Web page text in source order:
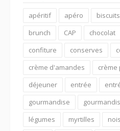
apéritif apéro biscuits
brunch
CAP chocolat
confiture
conserves
crème d'amandes
crème
déjeuner
entrée
gourmandise
légumes
myrtilles